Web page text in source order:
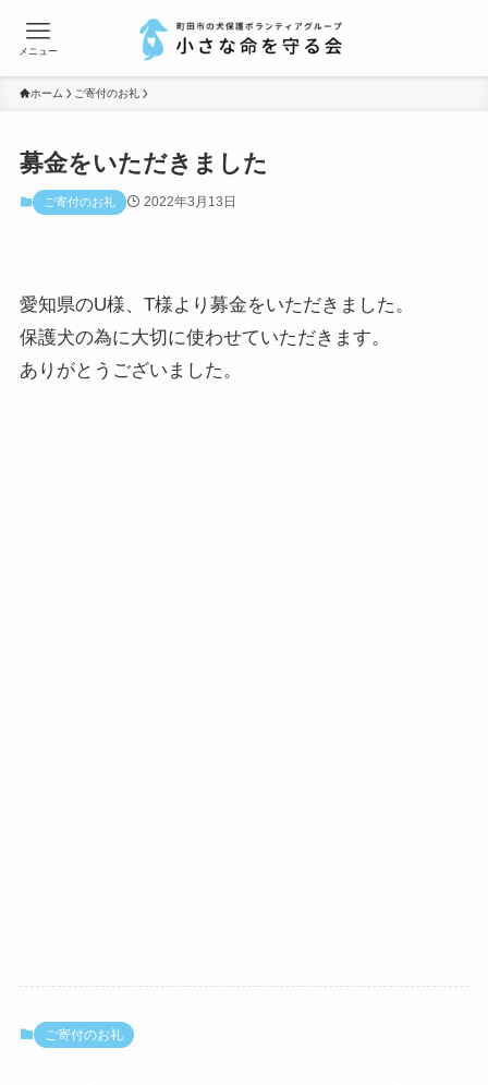
メニュー
ホーム ご寄付のお礼
募金をいただきました
ご寄付のお礼 2022年3月13日
愛知県のU様、T様より募金をいただきました。
保護犬の為に大切に使わせていただきます。
ありがとうございました。
ご寄付のお礼